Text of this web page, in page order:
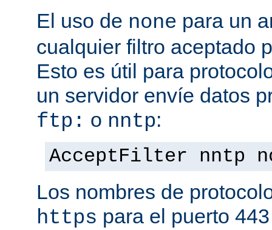
El uso de none para un
cualquier filtro aceptado
Esto es útil para
un servidor envíe datos
ftp: o nntp:
AcceptFilter nntp
Los nombres de
https para el puerto